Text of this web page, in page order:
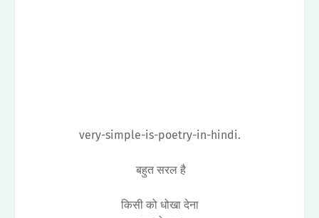
very-simple-is-poetry-in-hindi.
बहुत सरल है
किसी को धोखा देना